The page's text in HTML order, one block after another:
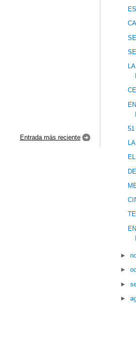
Entrada más reciente
►
►
►
►